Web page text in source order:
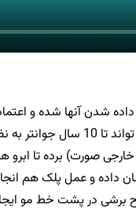
داده شدن آنها شده و
شقیقه یک روش مطمئن و ماندگار
صورت) برده تا ابرو
داده و عمل پلک هم
برشی در پشت خط مو